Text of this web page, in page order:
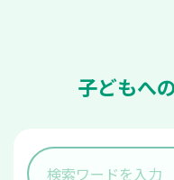
子どもへ